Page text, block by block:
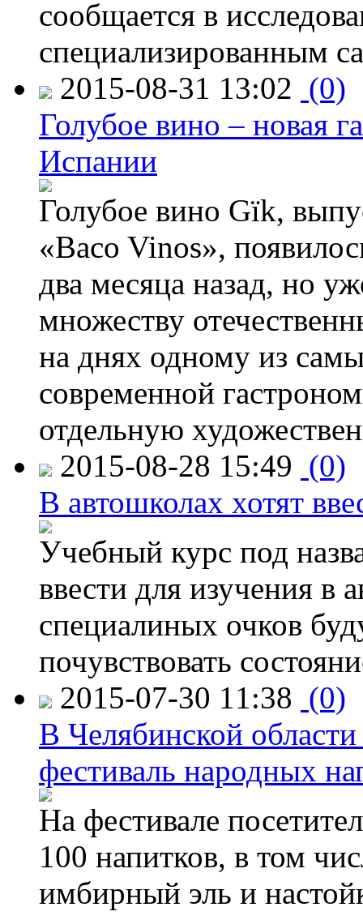
сообщается в
специализированным
2015-08-31 13:02 (0)
Голубое вино – новая
Испании
Голубое вино Gïk,
«Baco Vinos»,
два месяца назад, но
множеству
на днях одному из
современной
отдельную
2015-08-28 15:49 (0)
В автошколах хотят
Учебный курс под
ввести для изучения
специалиных очков
почувствовать
2015-07-30 11:38 (0)
В Челябинской
фестиваль народных
На фестивале
100 напитков, в том
имбирный эль и